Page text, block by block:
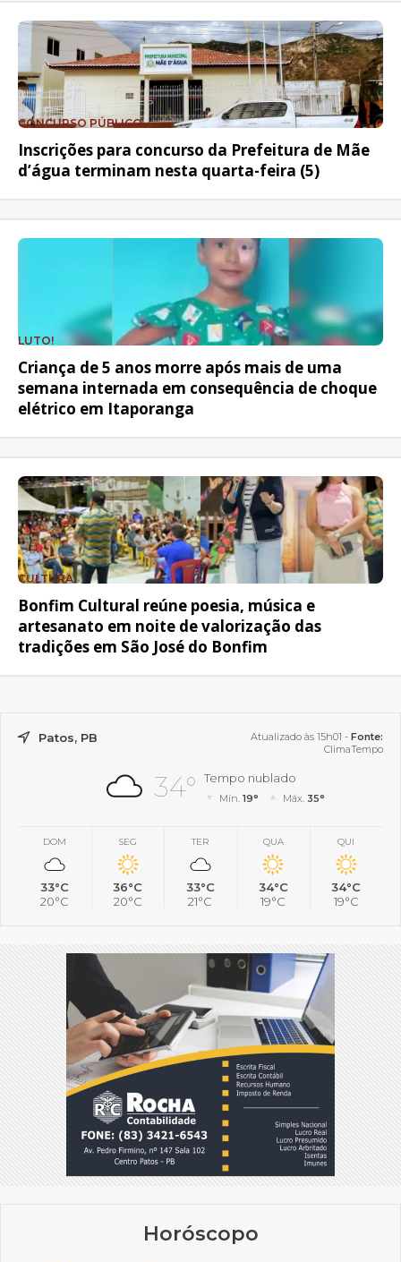
CONCURSO PÚBLICO
Inscrições para concurso da Prefeitura de Mãe
d’água terminam nesta quarta-feira (5)
LUTO!
Criança de 5 anos morre após mais de uma
semana internada em consequência de choque
elétrico em Itaporanga
CULTURA
Bonfim Cultural reúne poesia, música e
artesanato em noite de valorização das
tradições em São José do Bonfim
Patos, PB Atualizado às 15h01 - Fonte:
ClimaTempo
34° Tempo nublado
Mín.19° Máx. 35°
DOM
33°C
20°C
SEG
36°C
20°C
TER
33°C
21°C
QUA
34°C
19°C
QUI
34°C
19°C
Horóscopo